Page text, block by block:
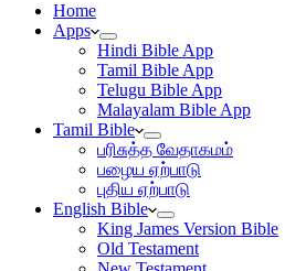
Home
Apps
Hindi Bible App
Tamil Bible App
Telugu Bible App
Malayalam Bible App
Tamil Bible
பரிசுத்த வேதாகமம்
பழைய ஏற்பாடு
புதிய ஏற்பாடு
English Bible
King James Version Bible
Old Testament